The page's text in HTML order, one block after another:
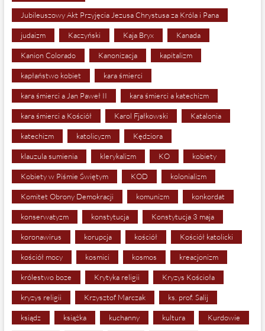
Jubileuszowy Akt Przyjęcia Jezusa Chrystusa za Króla i Pana
judaizm Kaczyński Kaja Bryx Kanada
Kanion Colorado Kanonizacja kapitalizm
kapłaństwo kobiet kara śmierci
kara śmierci a Jan Paweł II kara śmierci a katechizm
kara śmierci a Kościół Karol Fjałkowski Katalonia
katechizm katolicyzm Kędziora
klauzula sumienia klerykalizm KO kobiety
Kobiety w Piśmie Świętym KOD kolonializm
Komitet Obrony Demokracji komunizm konkordat
konserwatyzm konstytucja Konstytucja 3 maja
koronawirus korupcja kościół Kościół katolicki
kościół mocy kosmici kosmos kreacjonizm
królestwo boze Krytyka religii Kryzys Kościoła
kryzys religii Krzysztof Marczak ks. prof. Salij
ksiądz książka kuchanny kultura Kurdowie